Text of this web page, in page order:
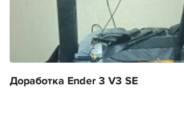
Доработка Ender 3 V3 SE